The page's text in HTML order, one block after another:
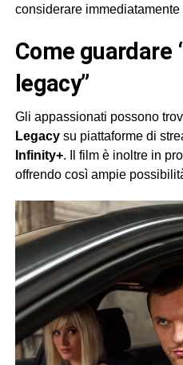
considerare
come guardare “the transporter
legacy”
Gli appassionati possono
Legacysu piattaforme di
Infinity+. Il film è inoltre in
offrendo così ampie